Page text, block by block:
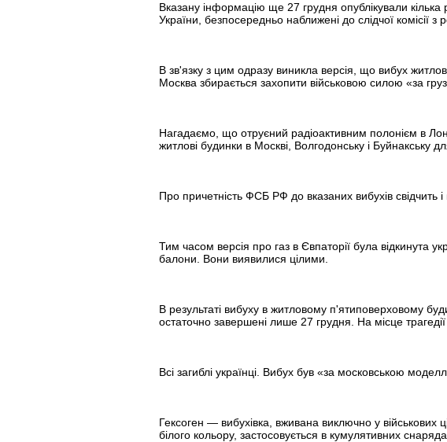
Вказану інформацію ще 27 грудня опублікували
України, безпосередньо наближені до слідчої комісії
В зв'язку з цим одразу виникла версія, що вибух
Москва збирається захопити військовою силою «за
Нагадаємо, що отруєний радіоактивним полонієм в
житлові будинки в Москві, Волгодонську і Буйнакську
Про причетність ФСБ РФ до вказаних вибухів свідчить
Тим часом версія про газ в Євпаторії була відкинута
балони. Вони виявилися цілими.
В результаті вибуху в житловому п'ятиповерховому
остаточно завершені лише 27 грудня. На місце
Всі загиблі українці. Вибух був «за московською
Гексоген — вибухівка, вживана виключно у
білого кольору, застосовується в кумулятивних